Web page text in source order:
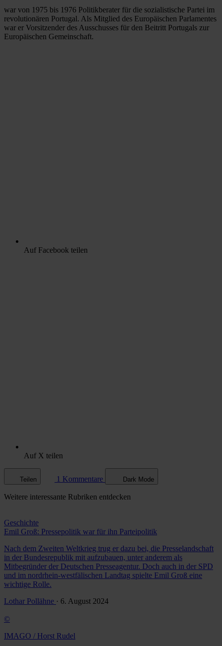
war von 1975 bis 1976 Politikberater für die sozialistische Partei im
revolutionären Portugal. Als Mitglied des Europäischen Parlamentes
war er Vorsitzender des Ausschusses für den Beitritt Portugals zur
Europäischen Gemeinschaft.
Auf Facebook teilen
Auf X teilen
Teilen 1 Kommentare Dark Mode
Weitere interessante Rubriken entdecken
Geschichte
Emil Groß: Pressepolitik war für ihn Parteipolitik
Nach dem Zweiten Weltkrieg trug er dazu bei, die Presselandschaft
in der Bundesrepublik mit aufzubauen, unter anderem als
Mitbegründer der Deutschen Presseagentur. Doch auch in der SPD
und im nordrhein-westfälischen Landtag spielte Emil Groß eine
wichtige Rolle.
Lothar Pollähne · 6. August 2024
©
IMAGO / Horst Rudel